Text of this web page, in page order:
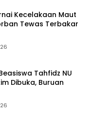
Kecelakaan Maut
Tewas Terbakar
Tahfidz NU
Dibuka, Buruan